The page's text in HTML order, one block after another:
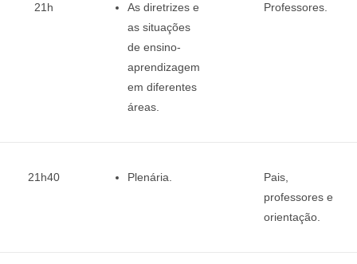
21h
As diretrizes e
as situações
de ensino-
aprendizagem
em diferentes
áreas.
Professores.
21h40 Plenária.
Pais,
professores e
orientação.